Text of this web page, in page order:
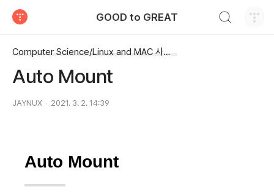
GOOD to GREAT
Computer Science/Linux and MAC 사용법
Auto Mount
JAYNUX 2021. 3. 2. 14:39
Auto Mount